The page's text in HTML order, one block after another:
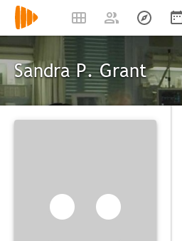
Sandra P. Grant